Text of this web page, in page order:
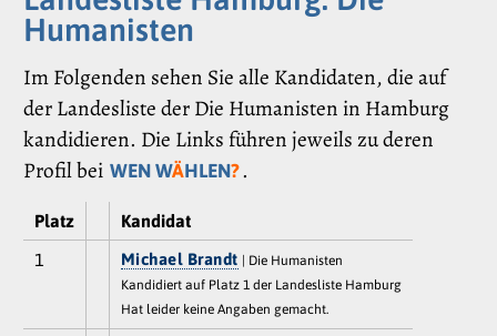
Humanisten
Im Folgenden sehen Sie alle Kandidaten, die auf
der Landesliste der Die Humanisten in Hamburg
kandidieren. Die Links führen jeweils zu deren
Profil bei WEN WÄHLEN?.
Platz
Kandidat
1
Michael Brandt | Die Humanisten
Kandidiert auf Platz 1 der Landesliste Hamburg
Hat leider keine Angaben gemacht.